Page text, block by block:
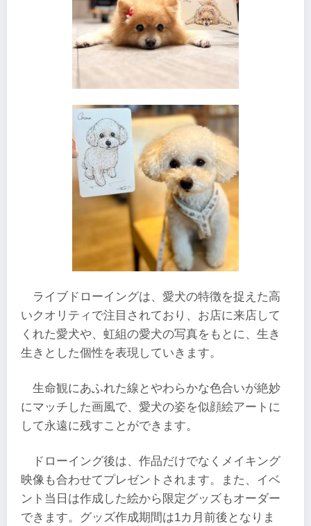
ライブドローイングは、愛犬の特徴を捉えた高
いクオリティで注目されており、お店に来店して
くれた愛犬や、虹組の愛犬の写真をもとに、生き
生きとした個性を表現していきます。
生命観にあふれた線とやわらかな色合いが絶妙
にマッチした画風で、愛犬の姿を似顔絵アートに
して永遠に残すことができます。
ドローイング後は、作品だけでなくメイキング
映像も合わせてプレゼントされます。また、イベ
ント当日は作成した絵から限定グッズもオーダー
できます。グッズ作成期間は1カ月前後となりま